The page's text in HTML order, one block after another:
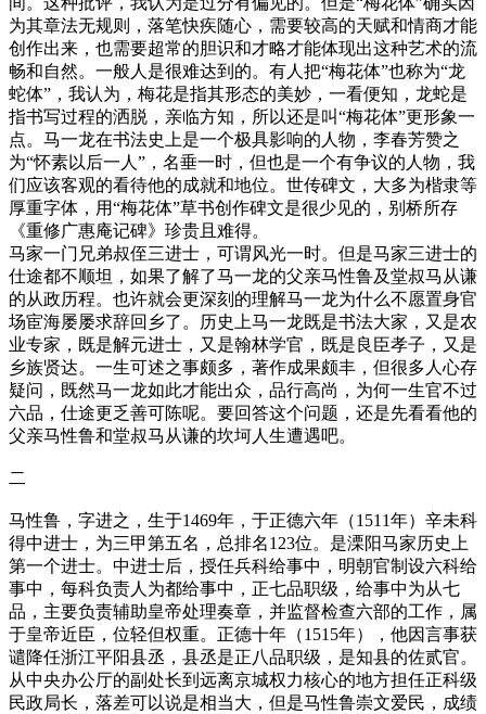
为其章法无规则，落笔快疾随心，需要较高的天赋和情商才能
创作出来，也需要超常的胆识和才略才能体现出这种艺术的流
畅和自然。一般人是很难达到的。有人把“梅花体”也称为“龙
蛇体”，我认为，梅花是指其形态的美妙，一看便知，龙蛇是
指书写过程的洒脱，亲临方知，所以还是叫“梅花体”更形象一
点。马一龙在书法史上是一个极具影响的人物，李春芳赞之
为“怀素以后一人”，名垂一时，但也是一个有争议的人物，我
们应该客观的看待他的成就和地位。世传碑文，大多为楷隶等
厚重字体，用“梅花体”草书创作碑文是很少见的，别桥所存
《重修广惠庵记碑》珍贵且难得。
马家一门兄弟叔侄三进士，可谓风光一时。但是马家三进士的
仕途都不顺坦，如果了解了马一龙的父亲马性鲁及堂叔马从谦
的从政历程。也许就会更深刻的理解马一龙为什么不愿置身官
场宦海屡屡求辞回乡了。历史上马一龙既是书法大家，又是农
业专家，既是解元进士，又是翰林学官，既是良臣孝子，又是
乡族贤达。一生可述之事颇多，著作成果颇丰，但很多人心存
疑问，既然马一龙如此才能出众，品行高尚，为何一生官不过
六品，仕途更乏善可陈呢。要回答这个问题，还是先看看他的
父亲马性鲁和堂叔马从谦的坎坷人生遭遇吧。
二
马性鲁，字进之，生于1469年，于正德六年（1511年）辛未科
得中进士，为三甲第五名，总排名123位。是溧阳马家历史上
第一个进士。中进士后，授任兵科给事中，明朝官制设六科给
事中，每科负责人为都给事中，正七品职级，给事中为从七
品，主要负责辅助皇帝处理奏章，并监督检查六部的工作，属
于皇帝近臣，位轻但权重。正德十年（1515年），他因言事获
谴降任浙江平阳县丞，县丞是正八品职级，是知县的佐贰官。
从中央办公厅的副处长到远离京城权力核心的地方担任正科级
民政局长，落差可以说是相当大，但是马性鲁崇文爱民，成绩